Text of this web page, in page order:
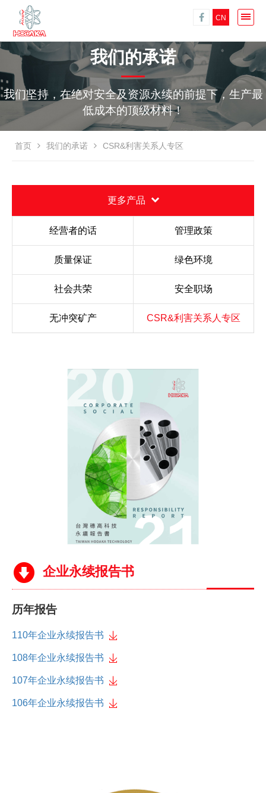
CN
我们的承诺
我们坚持，在绝对安全及资源永续的前提下，生产最
低成本的顶级材料！
首页 我们的承诺 CSR&利害关系人专区
更多产品
经营者的话 管理政策
质量保证 绿色环境
社会共荣 安全职场
无冲突矿产 CSR&利害关系人专区
企业永续报告书
历年报告
110年企业永续报告书
108年企业永续报告书
107年企业永续报告书
106年企业永续报告书